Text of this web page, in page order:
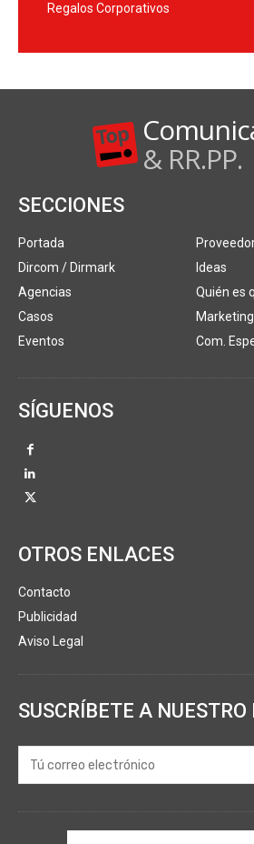
Regalos Corporativos
& RR.PP.
SECCIONES
Portada
Dircom / Dirmark
Agencias
Casos
Eventos
Ideas
Quién es
Marketing
Com.
SÍGUENOS
OTROS ENLACES
Contacto
Publicidad
Aviso Legal
SUSCRÍBETE A